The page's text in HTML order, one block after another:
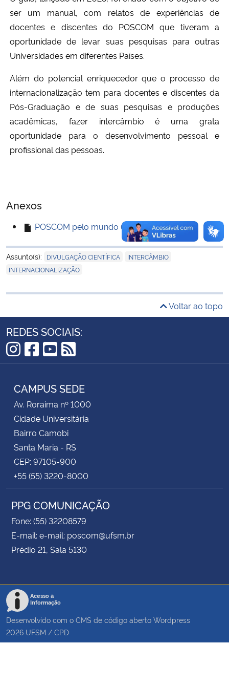
Ministério da Ciência, Tecnologia, Inovações e Comunicações
Ministério do Meio Ambiente
Ministério da Mulher, da Família e dos Direitos Humanos
Secretaria-Geral
Advocacia-Geral da União
Banco Central do Brasil
Planalto
ser um manual, com relatos de experiências de
docentes e discentes do POSCOM que tiveram a
oportunidade de levar suas pesquisas para outras
Universidades em diferentes Países.
Além do potencial enriquecedor que o processo de
internacionalização tem para docentes e discentes da
Pós-Graduação e de suas pesquisas e produções
acadêmicas, fazer intercâmbio é uma grata
oportunidade para o desenvolvimento pessoal e
profissional das pessoas.
Anexos
POSCOM pelo mundo (arquivo pdf, 15 MB)
Assunto(s): DIVULGAÇÃO CIENTÍFICA INTERCÂMBIO
INTERNACIONALIZAÇÃO
Voltar ao topo
REDES SOCIAIS:
Instagram
Facebook
YouTube
RSS
CAMPUS SEDE
Av. Roraima nº 1000
Cidade Universitária
Bairro Camobi
Santa Maria - RS
CEP: 97105-900
+55 (55) 3220-8000
PPG COMUNICAÇÃO
Fone: (55) 32208579
E-mail: e-mail: poscom@ufsm.br
Prédio 21, Sala 5130
Acesso à
Informação
Desenvolvido com o CMS de código aberto Wordpress
2026 UFSM / CPD